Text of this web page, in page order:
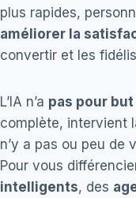
plus rapides,
améliorer la
convertir et les
L’IA n’a pas pour
complète, intervient
n’y a pas ou peu de
Pour vous
intelligents, des